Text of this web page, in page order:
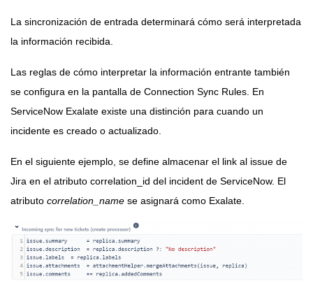
La sincronización de entrada determinará cómo será interpretada
la información recibida.
Las reglas de cómo interpretar la información entrante también
se configura en la pantalla de Connection Sync Rules. En
ServiceNow Exalate existe una distinción para cuando un
incidente es creado o actualizado.
En el siguiente ejemplo, se define almacenar el link al issue de
Jira en el atributo correlation_id del incident de ServiceNow. El
atributo correlation_name se asignará como Exalate.